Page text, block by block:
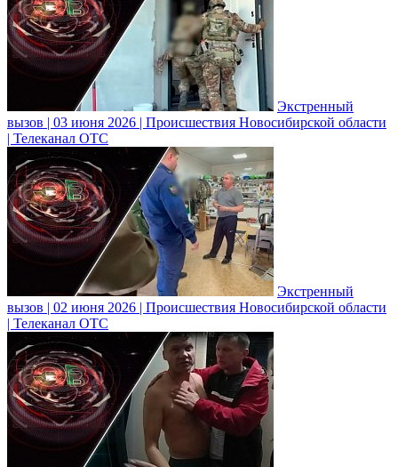
Экстренный
вызов | 03 июня 2026 | Происшествия Новосибирской области
| Телеканал ОТС
Экстренный
вызов | 02 июня 2026 | Происшествия Новосибирской области
| Телеканал ОТС